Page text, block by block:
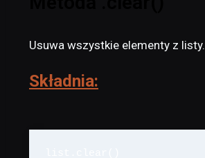
Usuwa wszystkie elementy z listy.
Składnia: